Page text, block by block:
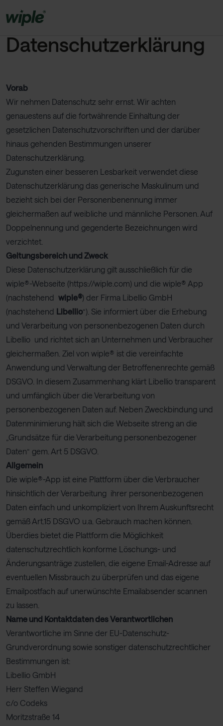
Datenschutzerklärung
Vorab
Wir nehmen Datenschutz sehr ernst. Wir achten
genauestens auf die fortwährende Einhaltung der
gesetzlichen Datenschutzvorschriften und der darüber
hinaus gehenden Bestimmungen unserer
Datenschutzerklärung.
Zugunsten einer besseren Lesbarkeit verwendet diese
Datenschutzerklärung das generische Maskulinum und
bezieht sich bei der Personenbenennung immer
gleichermaßen auf weibliche und männliche Personen. Auf
Doppelnennung und gegenderte Bezeichnungen wird
verzichtet.
Geltungsbereich und Zweck
Diese Datenschutzerklärung gilt ausschließlich für die
wiple®-Webseite (https://wiple.com) und die wiple® App
(nachstehend wiple®) der Firma Libellio GmbH
(nachstehend Libellio“). Sie informiert über die Erhebung
und Verarbeitung von personenbezogenen Daten durch
Libellio und richtet sich an Unternehmen und Verbraucher
gleichermaßen. Ziel von wiple® ist die vereinfachte
Anwendung und Verwaltung der Betroffenenrechte gemäß
DSGVO. In diesem Zusammenhang klärt Libellio transparent
und umfänglich über die Verarbeitung von
personenbezogenen Daten auf. Neben Zweckbindung und
Datenminimierung hält sich die Webseite streng an die
„Grundsätze für die Verarbeitung personenbezogener
Daten“ gem. Art 5 DSGVO.
Allgemein
Die wiple®-App ist eine Plattform über die Verbraucher
hinsichtlich der Verarbeitung ihrer personenbezogenen
Daten einfach und unkompliziert von Ihrem Auskunftsrecht
gemäß Art.15 DSGVO u.a. Gebrauch machen können.
Überdies bietet die Plattform die Möglichkeit
datenschutzrechtlich konforme Löschungs- und
Änderungsanträge zustellen, die eigene Email-Adresse auf
eventuellen Missbrauch zu überprüfen und das eigene
Emailpostfach auf unerwünschte Emailabsender scannen
zu lassen.
Name und Kontaktdaten des Verantwortlichen
Verantwortliche im Sinne der EU-Datenschutz-
Grundverordnung sowie sonstiger datenschutzrechtlicher
Bestimmungen ist:
Libellio GmbH
Herr Steffen Wiegand
c/o Codeks
Moritzstraße 14